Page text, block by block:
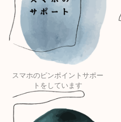
スマホのピンポイントサポー
トをしています